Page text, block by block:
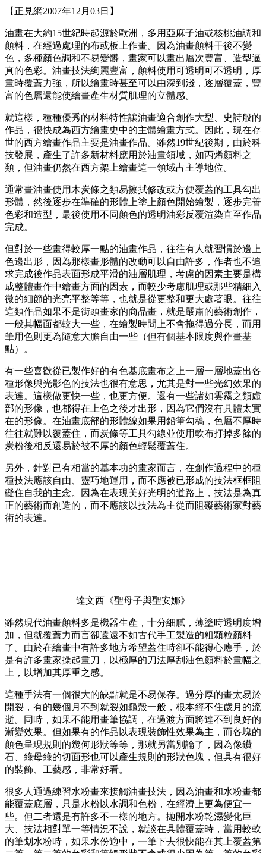
【正見網2007年12月03日】
油畫在大約15世紀時起源於歐洲，多用亞麻子油或核桃油調和
顏料，在經過處理的布或板上作畫。因為油畫顏料干後不變
色，多種顏色調和不易變髒，畫家可以畫出層次豐富、造型逼
真的色彩。油畫技法絢麗豐富，顏料使用可透明可不透明，厚
畫時覆蓋力強，所以繪畫時甚至可以由深到淺，逐層覆蓋，豐
富的色層還能使繪畫產生材質肌理的立體感。
就這樣，種種優秀的材料特性讓油畫適合創作大型、史詩般的
作品，很快成為西方繪畫史中的主體繪畫方式。因此，現在存
世的西方繪畫作品主要是油畫作品。雖然19世紀後期，由於科
技發展，產生了許多新材料應用於油畫領域，如丙烯顏料之
類，但油畫仍然在西方架上繪畫這一領域占主導地位。
通常畫油畫使用木炭條之類易擦拭修改或方便覆蓋的工具勾出
形體，然後逐步在準確的形體上塗上顏色開始繪製，逐步完善
色彩和造型，最後使用不同顏色的透明油彩反覆渲染直至作品
完成。
但對於一些畫得較厚一點的油畫作品，往往有人就習慣於邊上
色邊出形，因為那樣畫形體的改動可以自由許多，作者也不追
求完成後作品表面形成平滑的油層肌理，考慮的因素主要是構
成整體畫作中繪畫方面的因素，而較少考慮肌理或那些精細入
微的細節的光亮平整等等，也就是從更整和更大處著眼。往往
這類作品如果不是街頭畫家的商品畫，就是嚴肅的藝術創作，
一般其幅面都較大一些，在繪製時間上不會拖得過分長，而用
筆用色則更為隨意大膽自由一些（但有個基本限度與作畫基
點）。
有一些喜歡從已製作好的有色基底畫布之上一層一層地蓋出各
種形像與光影色的技法也很有意思，尤其是對一些光幻效果的
表達。這樣做更快一些，也更方便。還有一些諸如雲霧之類虛
部的形像，也都得在上色之後才出形，因為它們沒有具體太實
在的形像。在油畫底部的形體線如果用鉛筆勾稿，色層不厚時
往往就難以覆蓋住，而炭條等工具勾線並使用軟布打掉多餘的
炭粉後相反還易於被不厚的顏色輕鬆覆蓋住。
另外，針對已有相當的基本功的畫家而言，在創作過程中的種
種技法應該自由、靈巧地運用，而不應被已形成的技法框框阻
礙住自我的主念。因為在表現美好光明的道路上，技法是為真
正的藝術而創造的，而不應該以技法為主從而阻礙藝術家對藝
術的表達。
達文西《聖母子與聖安娜》
雖然現代油畫顏料多是機器生產，十分細膩，薄塗時透明度增
加，但就覆蓋力而言卻遠遠不如古代手工製造的粗顆粒顏料
了。由於在繪畫中有許多地方希望蓋住時卻不能得心應手，於
是有許多畫家操起畫刀，以極厚的刀法厚刮油色顏料於畫幅之
上，以增加其厚重之感。
這種手法有一個很大的缺點就是不易保存。過分厚的畫太易於
開裂，有的幾個月不到就裂如龜殼一般，根本經不住歲月的流
逝。同時，如果不能用畫筆協調，在過渡方面將達不到良好的
漸變效果。但如果有的作品以表現裝飾性效果為主，而各塊的
顏色呈現規則的幾何形狀等等，那就另當別論了，因為像鑽
石、綠母綠的切面形也可以產生規則的形狀色塊，但具有很好
的裝飾、工藝感，非常好看。
很多人通過練習水粉畫來接觸油畫技法，因為油畫和水粉畫都
能覆蓋底層，只是水粉以水調和色粉，在經濟上更為便宜一
些。但二者還是有許多不一樣的地方。拋開水粉乾濕變化巨
大、技法相對單一等情況不說，就談在具體覆蓋時，當用較軟
的筆划水粉時，如果水份適中，一筆下去很快能在其上覆蓋第